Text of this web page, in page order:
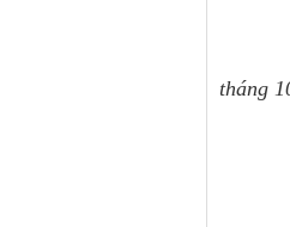
tháng